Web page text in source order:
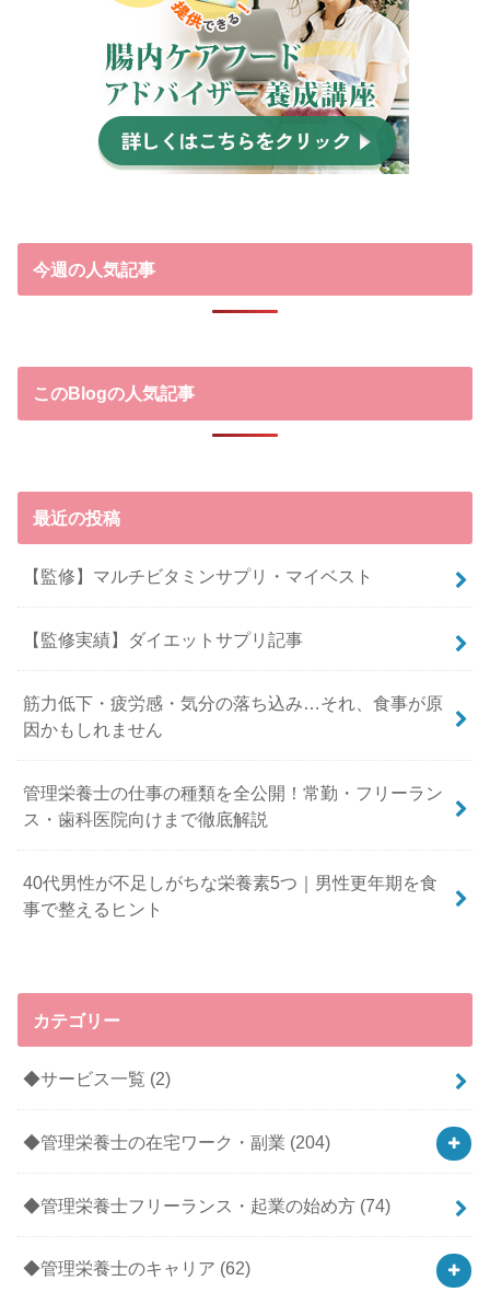
今週の人気記事
このBlogの人気記事
最近の投稿
【監修】マルチビタミンサプリ・マイベスト
【監修実績】ダイエットサプリ記事
筋力低下・疲労感・気分の落ち込み…それ、食事が原
因かもしれません
管理栄養士の仕事の種類を全公開！常勤・フリーラン
ス・歯科医院向けまで徹底解説
40代男性が不足しがちな栄養素5つ｜男性更年期を食
事で整えるヒント
カテゴリー
◆サービス一覧 (2)
◆管理栄養士の在宅ワーク・副業 (204)
◆管理栄養士フリーランス・起業の始め方 (74)
◆管理栄養士のキャリア (62)